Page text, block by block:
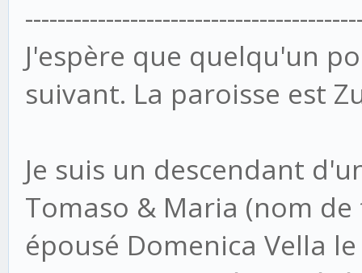
J'espère que quelqu'un
suivant. La paroisse est
Je suis un descendant
Tomaso & Maria (nom
épousé Domenica Vella